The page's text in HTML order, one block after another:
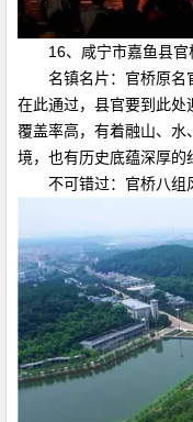
16、咸宁市嘉鱼县官
名镇名片：官桥原
在此通过，县官要到此
覆盖率高，有着融山、
境，也有历史底蕴深厚的
不可错过：官桥八组